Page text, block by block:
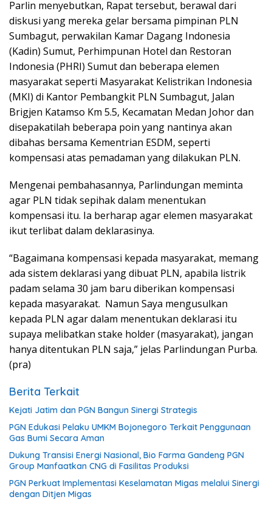
Parlin menyebutkan, Rapat tersebut, berawal dari
diskusi yang mereka gelar bersama pimpinan PLN
Sumbagut, perwakilan Kamar Dagang Indonesia
(Kadin) Sumut, Perhimpunan Hotel dan Restoran
Indonesia (PHRI) Sumut dan beberapa elemen
masyarakat seperti Masyarakat Kelistrikan Indonesia
(MKI) di Kantor Pembangkit PLN Sumbagut, Jalan
Brigjen Katamso Km 5.5, Kecamatan Medan Johor dan
disepakatilah beberapa poin yang nantinya akan
dibahas bersama Kementrian ESDM, seperti
kompensasi atas pemadaman yang dilakukan PLN.
Mengenai pembahasannya, Parlindungan meminta
agar PLN tidak sepihak dalam menentukan
kompensasi itu. Ia berharap agar elemen masyarakat
ikut terlibat dalam deklarasinya.
“Bagaimana kompensasi kepada masyarakat, memang
ada sistem deklarasi yang dibuat PLN, apabila listrik
padam selama 30 jam baru diberikan kompensasi
kepada masyarakat. Namun Saya mengusulkan
kepada PLN agar dalam menentukan deklarasi itu
supaya melibatkan stake holder (masyarakat), jangan
hanya ditentukan PLN saja,” jelas Parlindungan Purba.
(pra)
Berita Terkait
Kejati Jatim dan PGN Bangun Sinergi Strategis
PGN Edukasi Pelaku UMKM Bojonegoro Terkait Penggunaan
Gas Bumi Secara Aman
Dukung Transisi Energi Nasional, Bio Farma Gandeng PGN
Group Manfaatkan CNG di Fasilitas Produksi
PGN Perkuat Implementasi Keselamatan Migas melalui Sinergi
dengan Ditjen Migas